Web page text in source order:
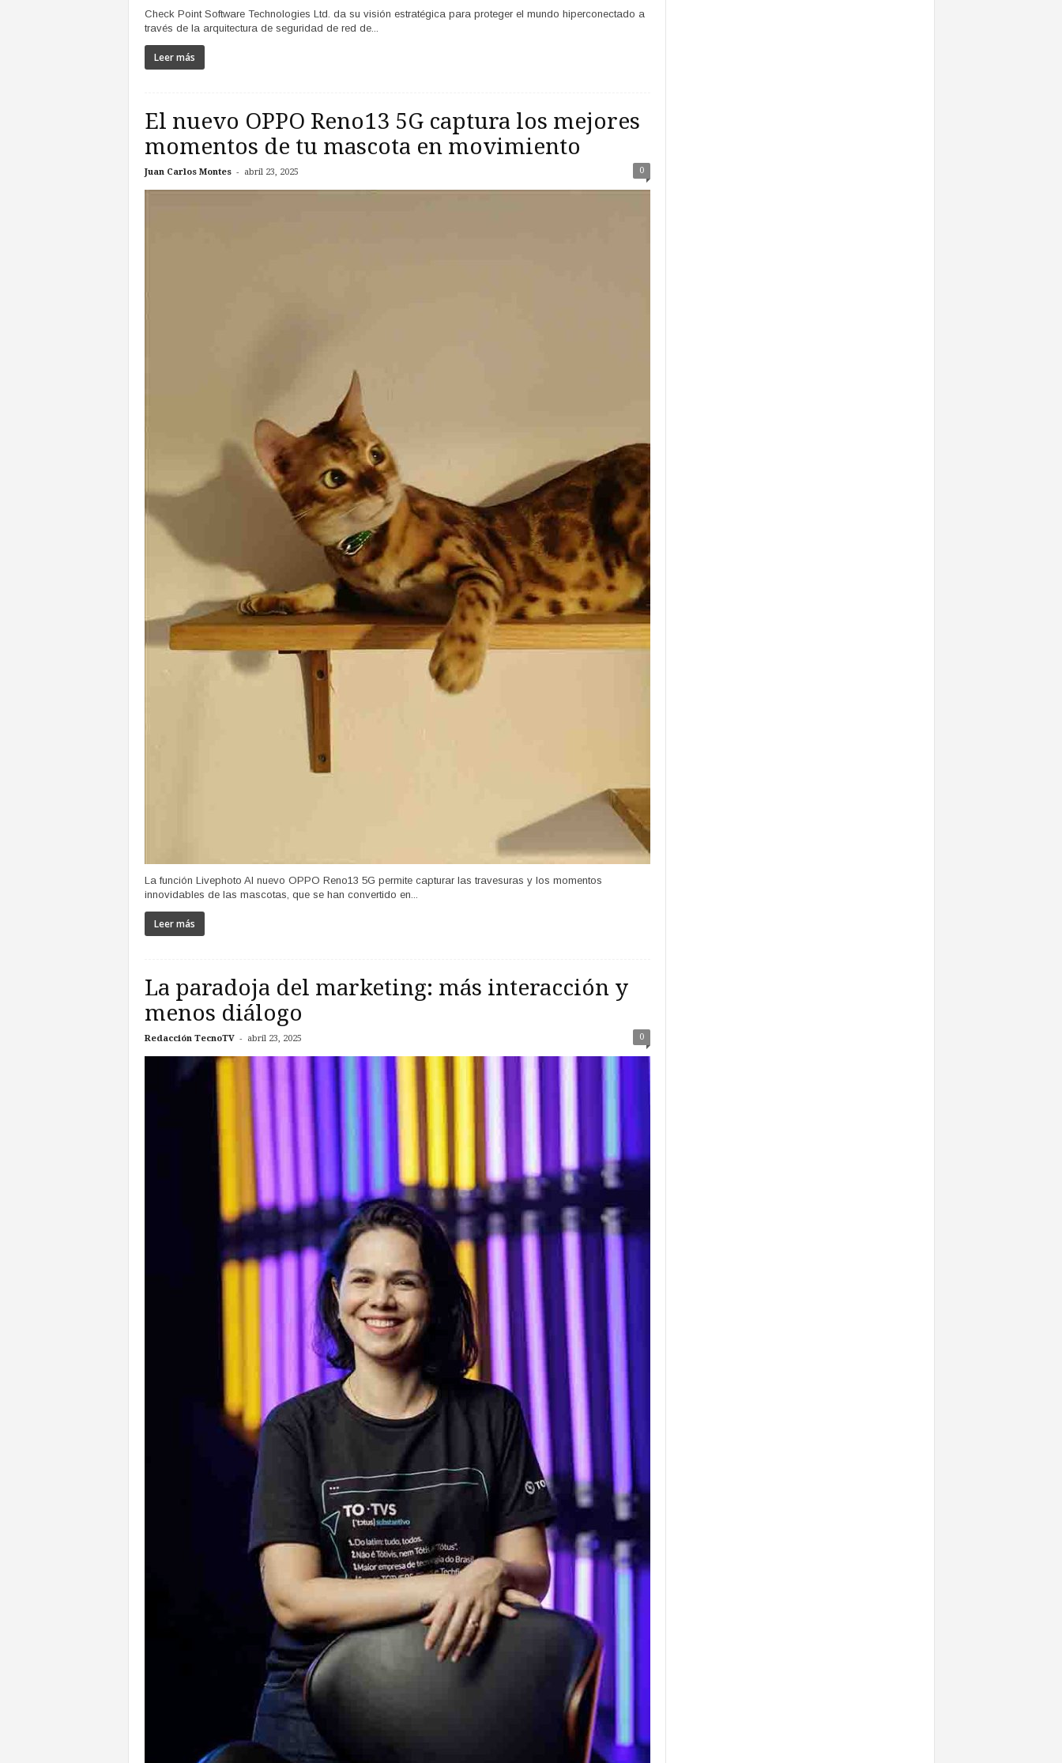
Check Point Software Technologies Ltd. da su visión estratégica para proteger el mundo hiperconectado a
través de la arquitectura de seguridad de red de...
Leer más
El nuevo OPPO Reno13 5G captura los mejores
momentos de tu mascota en movimiento
Juan Carlos Montes - abril 23, 2025 0
La función Livephoto AI nuevo OPPO Reno13 5G permite capturar las travesuras y los momentos
innovidables de las mascotas, que se han convertido en...
Leer más
La paradoja del marketing: más interacción y
menos diálogo
Redacción TecnoTV - abril 23, 2025 0